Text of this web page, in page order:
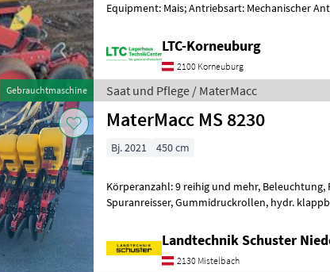
Gebrauchtmaschine
Equipment: Mais; Antriebsart: Mechanischer
LTC-Korneuburg
2100 Korneuburg
Saat und Pflege / MaterMacc
MaterMacc MS 8230
Bj. 2021 450 cm
Körperanzahl: 9 reihig und mehr, Beleuchtung,
Spuranreisser, Gummidruckrollen, hydr.
Landtechnik Schuster
2130 Mistelbach